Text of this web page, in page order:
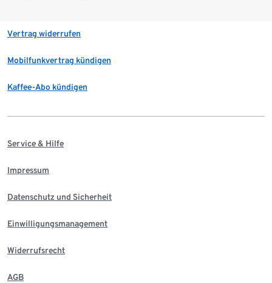
Vertrag widerrufen
Mobilfunkvertrag kündigen
Kaffee-Abo kündigen
Service & Hilfe
Impressum
Datenschutz und Sicherheit
Einwilligungsmanagement
Widerrufsrecht
AGB